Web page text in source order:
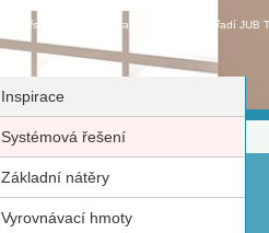
Malířské barvy a dekorativa Malířské nářadí JUB
Inspirace
Systémová řešení
Základní nátěry
Vyrovnávací hmoty